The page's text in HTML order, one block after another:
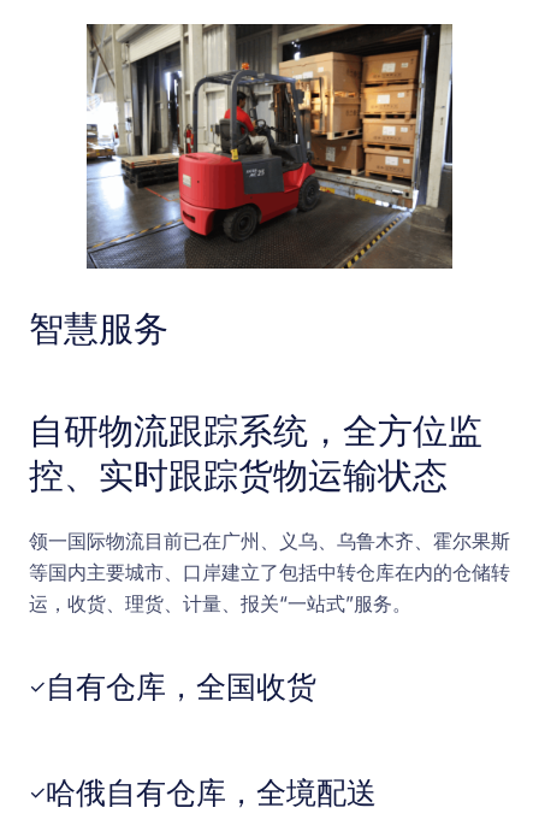
智慧服务
自研物流跟踪系统，全方位监
控、实时跟踪货物运输状态
领一国际物流目前已在广州、义乌、乌鲁木齐、霍尔果斯
等国内主要城市、口岸建立了包括中转仓库在内的仓储转
运，收货、理货、计量、报关“一站式”服务。
✓ 自有仓库，全国收货
✓哈俄自有仓库，全境配送